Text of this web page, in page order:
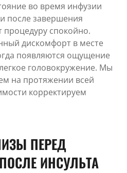
во время инфузии
после завершения
спокойно.
дискомфорт в месте
появляются ощущение
головокружение. Мы
на протяжении всей
корректируем
ПЕРЕД
ИНСУЛЬТА